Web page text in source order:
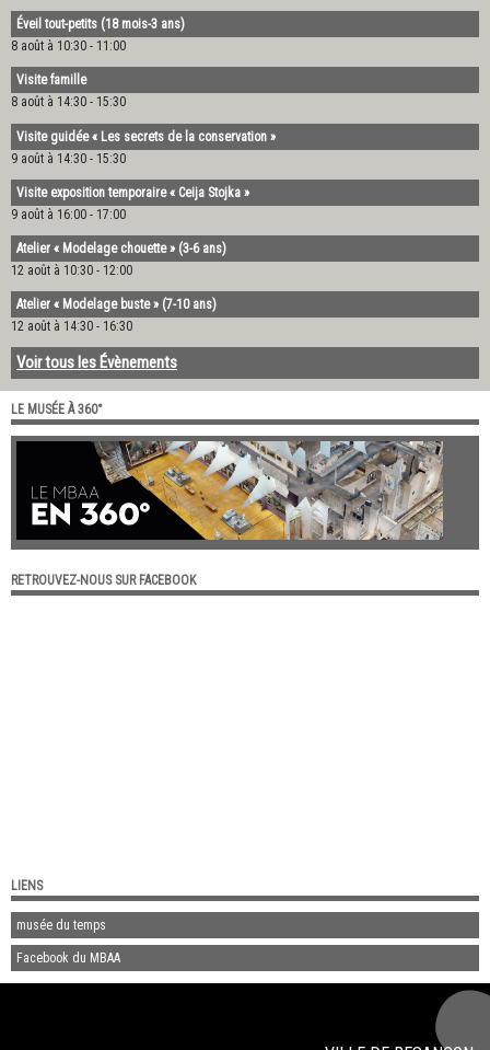
Éveil tout-petits (18 mois-3 ans)
8 août à 10:30 - 11:00
Visite famille
8 août à 14:30 - 15:30
Visite guidée « Les secrets de la conservation »
9 août à 14:30 - 15:30
Visite exposition temporaire « Ceija Stojka »
9 août à 16:00 - 17:00
Atelier « Modelage chouette » (3-6 ans)
12 août à 10:30 - 12:00
Atelier « Modelage buste » (7-10 ans)
12 août à 14:30 - 16:30
Voir tous les Évènements
LE MUSÉE À 360°
RETROUVEZ-NOUS SUR FACEBOOK
LIENS
musée du temps
Facebook du MBAA